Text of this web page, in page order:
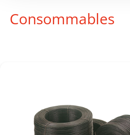
Consommables